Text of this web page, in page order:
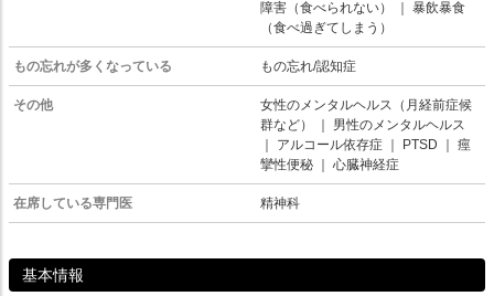
障害（食べられない）
暴飲暴食
（食べ過ぎてしまう）
もの忘れが多くなっている もの忘れ/認知症
その他
女性のメンタルヘルス（月経前症候
群など）
男性のメンタルヘルス
アルコール依存症 PTSD
痙
攣性便秘
心臓神経症
在席している専門医 精神科
基本情報